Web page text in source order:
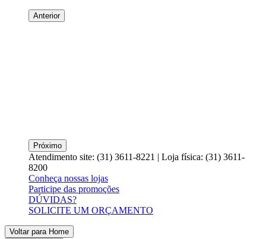
Anterior
Próximo
Atendimento site: (31) 3611-8221 | Loja física: (31) 3611-
8200
Conheça nossas lojas
Participe das promoções
DÚVIDAS?
SOLICITE UM ORÇAMENTO
Voltar para Home